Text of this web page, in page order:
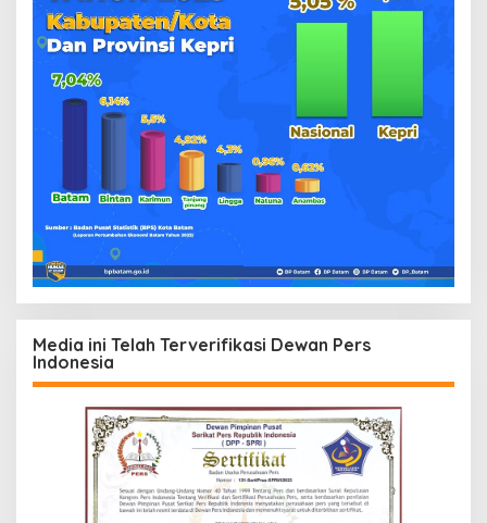
Media ini Telah Terverifikasi Dewan Pers
Indonesia